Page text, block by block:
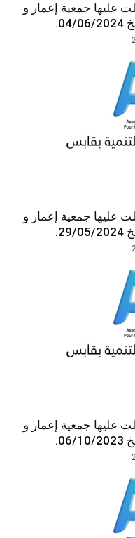
عليها جمعية إعمار و
عليها جمعية إعمار و
عليها جمعية إعمار و